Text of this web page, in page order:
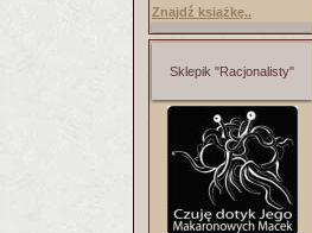
Znajdź książkę..
Sklepik "Racjonalisty"